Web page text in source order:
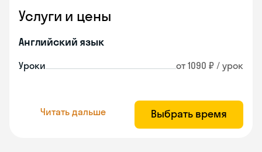
Услуги и цены
Английский язык
Уроки от 1090 ₽ / урок
Читать дальше Выбрать время